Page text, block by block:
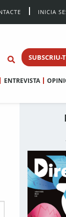
INICIA
SUBSCRIU-
ENTREVISTA